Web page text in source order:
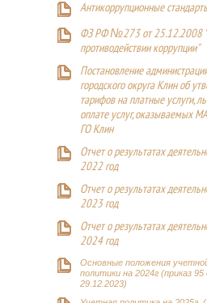
Антикоррупционные
ФЗ РФ №273 от 25.12.2008
противодействии коррупции"
Постановление
городского округа Клин об
тарифов на платные услуги,
оплате услуг, оказываемых
ГО Клин
Отчет о результатах
2022 год
Отчет о результатах
2023 год
Отчет о результатах
2024 год
Основные положения
политики на 2024г (приказ
29.12.2023)